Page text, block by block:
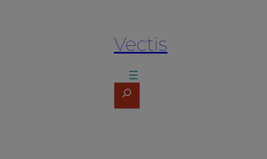
Vectis
Rechercher